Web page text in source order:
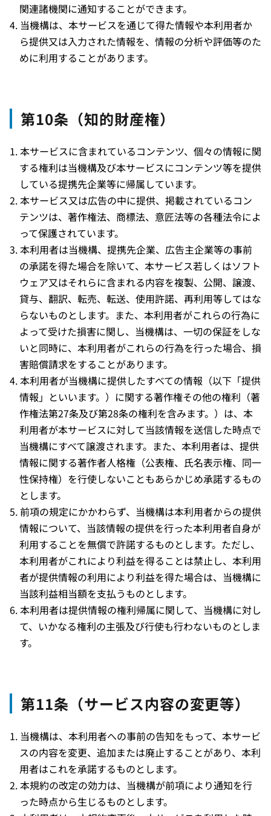
関連諸機関に通知することができます。
当機構は、本サービスを通じて得た情報や本利用者か
ら提供又は入力された情報を、情報の分析や評価等のた
めに利用することがあります。
第10条（知的財産権）
本サービスに含まれているコンテンツ、個々の情報に関
する権利は当機構及び本サービスにコンテンツ等を提供
している提携先企業等に帰属しています。
本サービス又は広告の中に提供、掲載されているコン
テンツは、著作権法、商標法、意匠法等の各種法令によ
って保護されています。
本利用者は当機構、提携先企業、広告主企業等の事前
の承諾を得た場合を除いて、本サービス若しくはソフト
ウェア又はそれらに含まれる内容を複製、公開、譲渡、
貸与、翻訳、転売、転送、使用許諾、再利用等してはな
らないものとします。また、本利用者がこれらの行為に
よって受けた損害に関し、当機構は、一切の保証をしな
いと同時に、本利用者がこれらの行為を行った場合、損
害賠償請求をすることがあります。
本利用者が当機構に提供したすべての情報（以下「提供
情報」といいます。）に関する著作権その他の権利（著
作権法第27条及び第28条の権利を含みます。）は、本
利用者が本サービスに対して当該情報を送信した時点で
当機構にすべて譲渡されます。また、本利用者は、提供
情報に関する著作者人格権（公表権、氏名表示権、同一
性保持権）を行使しないこともあらかじめ承諾するもの
とします。
前項の規定にかかわらず、当機構は本利用者からの提供
情報について、当該情報の提供を行った本利用者自身が
利用することを無償で許諾するものとします。ただし、
本利用者がこれにより利益を得ることは禁止し、本利用
者が提供情報の利用により利益を得た場合は、当機構に
当該利益相当額を支払うものとします。
本利用者は提供情報の権利帰属に関して、当機構に対し
て、いかなる権利の主張及び行使も行わないものとしま
す。
第11条（サービス内容の変更等）
当機構は、本利用者への事前の告知をもって、本サービ
スの内容を変更、追加または廃止することがあり、本利
用者はこれを承諾するものとします。
本規約の改定の効力は、当機構が前項により通知を行
った時点から生じるものとします。